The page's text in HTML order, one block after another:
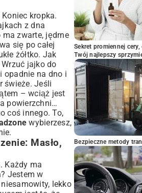
kropka.
z dna
zwarte, jędrne
się po całej
żółtko. Jak
jajko do
opadnie na dno i
świeże. Jeśli
– wciąż jest
powierzchni…
coś innego. To,
wybierzesz,
Masło,
Każdy ma
Jestem w
lekko
Sekret promiennej
Twój najlepszy
Bezpieczne metody